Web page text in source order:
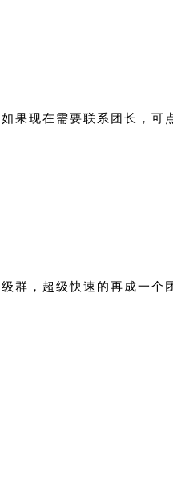
现在需要联系团长，
群，超级快速的再成一个